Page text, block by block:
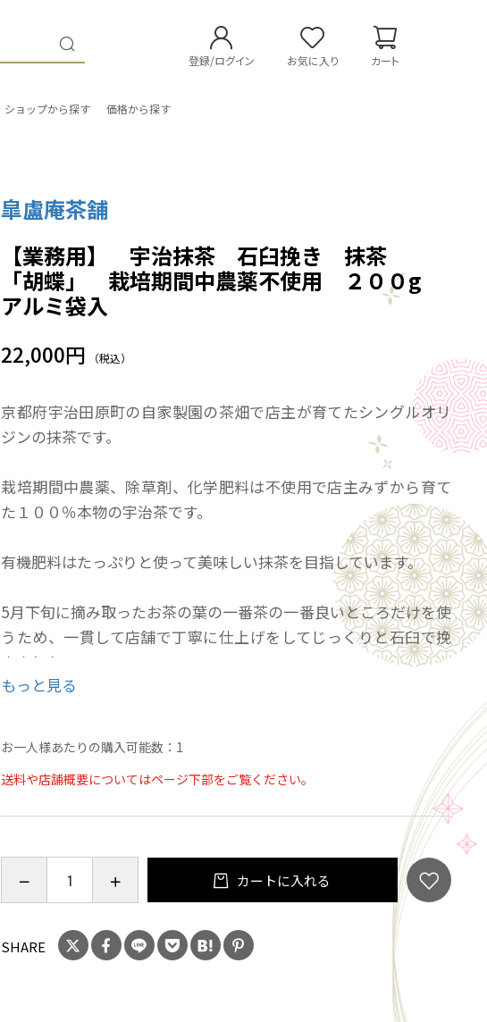
登録/ログイン お気に入り カート
ショップから探す 価格から探す
皐盧庵茶舗
【業務用】 宇治抹茶 石臼挽き 抹茶
「胡蝶」 栽培期間中農薬不使用 ２００g
アルミ袋入
22,000円 （税込）
京都府宇治田原町の自家製園の茶畑で店主が育てたシングルオリ
ジンの抹茶です。
栽培期間中農薬、除草剤、化学肥料は不使用で店主みずから育て
た１００％本物の宇治茶です。
有機肥料はたっぷりと使って美味しい抹茶を目指しています。
5月下旬に摘み取ったお茶の葉の一番茶の一番良いところだけを使
うため、一貫して店舗で丁寧に仕上げをしてじっくりと石臼で挽
きました。
通常４０g入りで販売してるこのお茶を２００gのパックで販売し
ます。
農薬不使用、京都産、一番茶、手仕上げ、石臼挽きはかなり珍し
いと思います。
ご注文をいただいてから石臼で挽きますので１週間程度お時間を
もっと見る
お一人様あたりの購入可能数：1
送料や店舗概要についてはページ下部をご覧ください。
カートに入れる
SHARE